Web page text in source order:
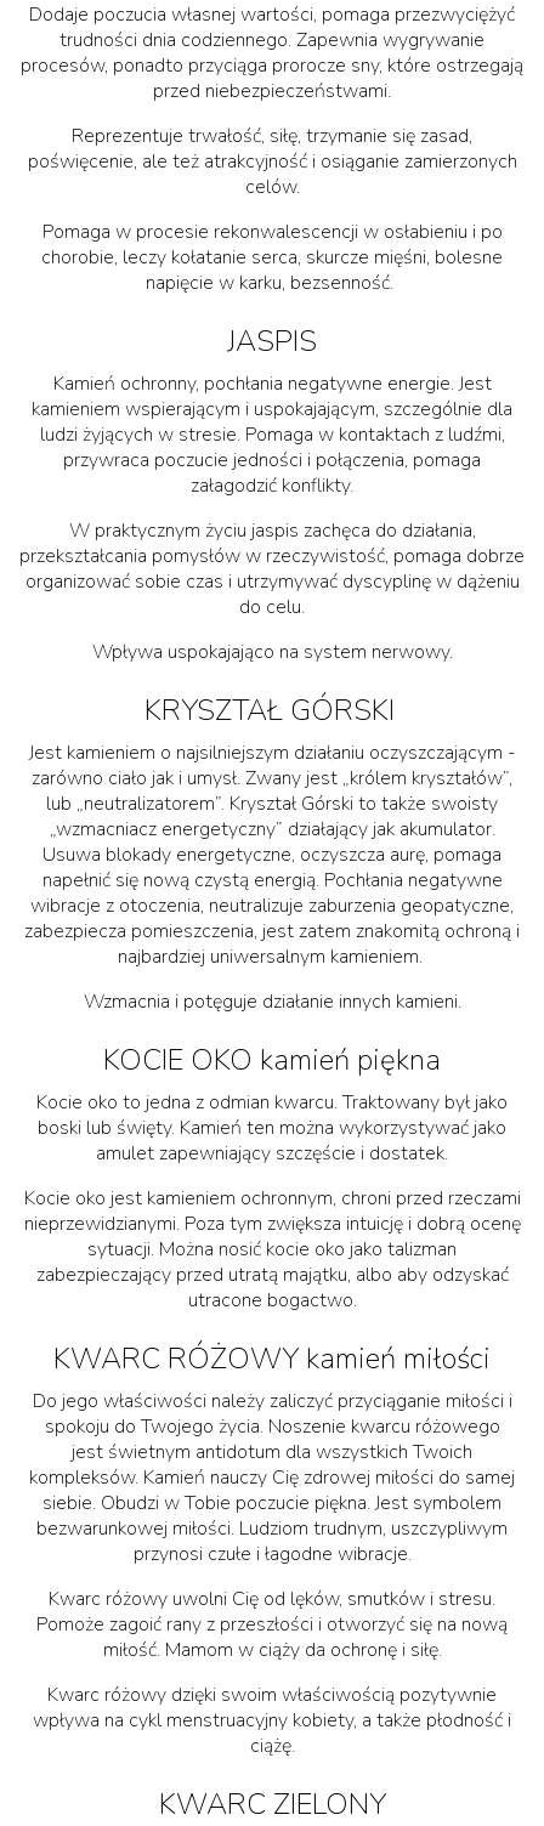
Dodaje poczucia własnej wartości, pomaga przezwyciężyć
trudności dnia codziennego. Zapewnia wygrywanie
procesów, ponadto przyciąga prorocze sny, które ostrzegają
przed niebezpieczeństwami.
Reprezentuje trwałość, siłę, trzymanie się zasad,
poświęcenie, ale też atrakcyjność i osiąganie zamierzonych
celów.
Pomaga w procesie rekonwalescencji w osłabieniu i po
chorobie, leczy kołatanie serca, skurcze mięśni, bolesne
napięcie w karku, bezsenność.
JASPIS
Kamień ochronny, pochłania negatywne energie. Jest
kamieniem wspierającym i uspokajającym, szczególnie dla
ludzi żyjących w stresie. Pomaga w kontaktach z ludźmi,
przywraca poczucie jedności i połączenia, pomaga
załagodzić konflikty.
W praktycznym życiu jaspis zachęca do działania,
przekształcania pomysłów w rzeczywistość, pomaga dobrze
organizować sobie czas i utrzymywać dyscyplinę w dążeniu
do celu.
Wpływa uspokajająco na system nerwowy.
KRYSZTAŁ GÓRSKI
Jest kamieniem o najsilniejszym działaniu oczyszczającym -
zarówno ciało jak i umysł. Zwany jest „królem kryształów”,
lub „neutralizatorem”. Kryształ Górski to także swoisty
„wzmacniacz energetyczny” działający jak akumulator.
Usuwa blokady energetyczne, oczyszcza aurę, pomaga
napełnić się nową czystą energią. Pochłania negatywne
wibracje z otoczenia, neutralizuje zaburzenia geopatyczne,
zabezpiecza pomieszczenia, jest zatem znakomitą ochroną i
najbardziej uniwersalnym kamieniem.
Wzmacnia i potęguje działanie innych kamieni.
KOCIE OKO kamień piękna
Kocie oko to jedna z odmian kwarcu. Traktowany był jako
boski lub święty. Kamień ten można wykorzystywać jako
amulet zapewniający szczęście i dostatek.
Kocie oko jest kamieniem ochronnym, chroni przed rzeczami
nieprzewidzianymi. Poza tym zwiększa intuicję i dobrą ocenę
sytuacji. Można nosić kocie oko jako talizman
zabezpieczający przed utratą majątku, albo aby odzyskać
utracone bogactwo.
KWARC RÓŻOWY kamień miłości
Do jego właściwości należy zaliczyć przyciąganie miłości i
spokoju do Twojego życia. Noszenie kwarcu różowego
jest świetnym antidotum dla wszystkich Twoich
kompleksów. Kamień nauczy Cię zdrowej miłości do samej
siebie. Obudzi w Tobie poczucie piękna. Jest symbolem
bezwarunkowej miłości. Ludziom trudnym, uszczypliwym
przynosi czułe i łagodne wibracje.
Kwarc różowy uwolni Cię od lęków, smutków i stresu.
Pomoże zagoić rany z przeszłości i otworzyć się na nową
miłość. Mamom w ciąży da ochronę i siłę.
Kwarc różowy dzięki swoim właściwością pozytywnie
wpływa na cykl menstruacyjny kobiety, a także płodność i
ciążę.
KWARC ZIELONY